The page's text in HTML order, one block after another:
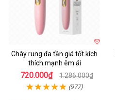
Chày rung đa tần giá tốt kích
thích mạnh êm ái
720.000₫ 1.286.000₫
(977)